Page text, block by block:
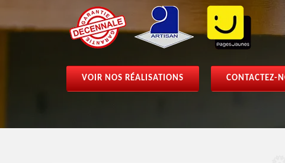
VOIR NOS RÉALISATIONS CONTACTEZ-